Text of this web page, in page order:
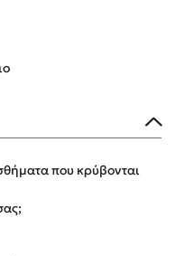
που κρύβονται